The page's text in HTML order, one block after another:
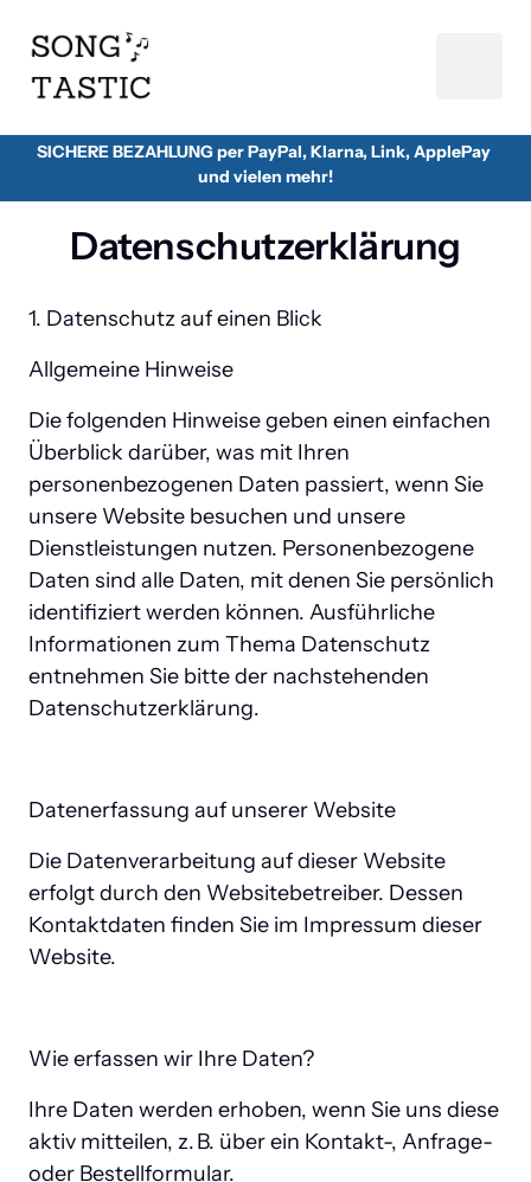
SICHERE BEZAHLUNG per PayPal, Klarna, Link, ApplePay
und vielen mehr!
Datenschutzerklärung
1. Datenschutz auf einen Blick
Allgemeine Hinweise
Die folgenden Hinweise geben einen einfachen
Überblick darüber, was mit Ihren
personenbezogenen Daten passiert, wenn Sie
unsere Website besuchen und unsere
Dienstleistungen nutzen. Personenbezogene
Daten sind alle Daten, mit denen Sie persönlich
identifiziert werden können. Ausführliche
Informationen zum Thema Datenschutz
entnehmen Sie bitte der nachstehenden
Datenschutzerklärung.
Datenerfassung auf unserer Website
Die Datenverarbeitung auf dieser Website
erfolgt durch den Websitebetreiber. Dessen
Kontaktdaten finden Sie im Impressum dieser
Website.
Wie erfassen wir Ihre Daten?
Ihre Daten werden erhoben, wenn Sie uns diese
aktiv mitteilen, z. B. über ein Kontakt-, Anfrage-
oder Bestellformular.